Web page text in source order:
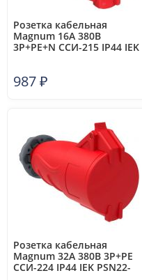
Розетка кабельная
Magnum 16А 380В
3P+PE+N ССИ-215 IP44 IEK
987₽
Розетка кабельная
Magnum 32А 380В 3P+PE
ССИ-224 IP44 IEK PSN22-